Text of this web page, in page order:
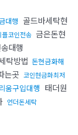
대행 골드바세탁현
코인전송 금은돈현
대행
탁방법 돈현금화해
는곳 코인현금화최저
움구입대행 태더원
언더돈세탁